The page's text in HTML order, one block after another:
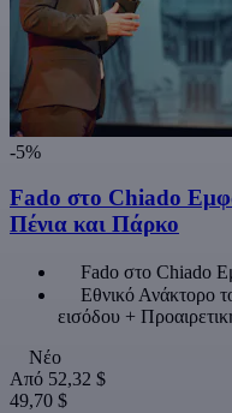
-5%
Fado στο Chiado
Πένια και Πάρκο
Fado στο Chiado
Εθνικό Ανάκτορο
εισόδου +
Νέο
Από 52,32 $
49,70 $